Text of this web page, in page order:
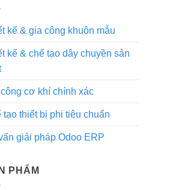
MES:
ưu
hiệu
kế & gia công khuôn mẫu
kế & chế tạo dây chuyền sản
cơ khí chính xác
tạo thiết bị phi tiêu chuẩn
giải pháp Odoo ERP
PHẨM